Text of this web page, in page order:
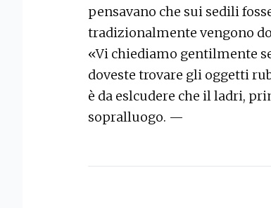
pensavano che sui sedili
tradizionalmente vengono
«Vi chiediamo gentilmente
doveste trovare gli oggetti
è da eslcudere che il ladri,
sopralluogo. —